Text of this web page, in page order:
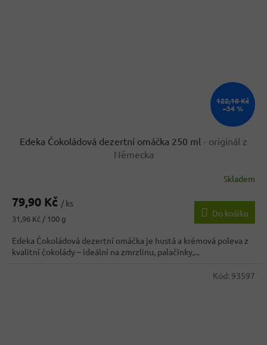
122,10 Kč
–34 %
Edeka Čokoládová dezertní omáčka 250 ml - originál z
Německa
Skladem
79,90 Kč / ks
Měrná
31,96 Kč / 100 g
Do košíku
Edeka Čokoládová dezertní omáčka je hustá a krémová poleva z
kvalitní čokolády – ideální na zmrzlinu, palačinky,...
Kód: 93597